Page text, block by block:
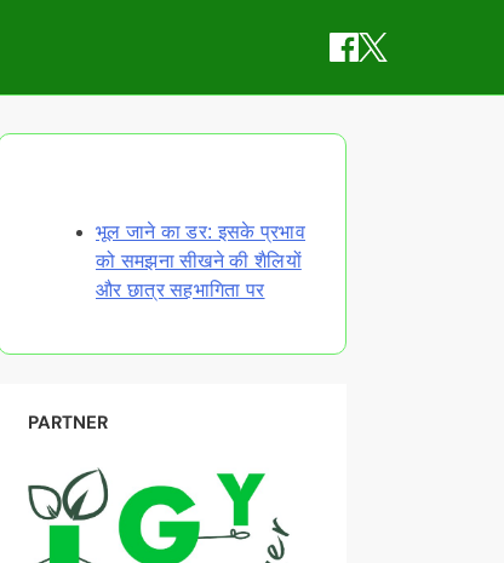
भूल जाने का डर: इसके प्रभाव
को समझना सीखने की शैलियों
और छात्र सहभागिता पर
PARTNER